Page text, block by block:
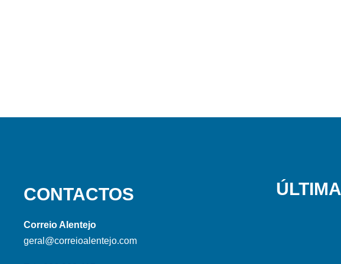
CONTACTOS
Correio Alentejo
geral@correioalentejo.com